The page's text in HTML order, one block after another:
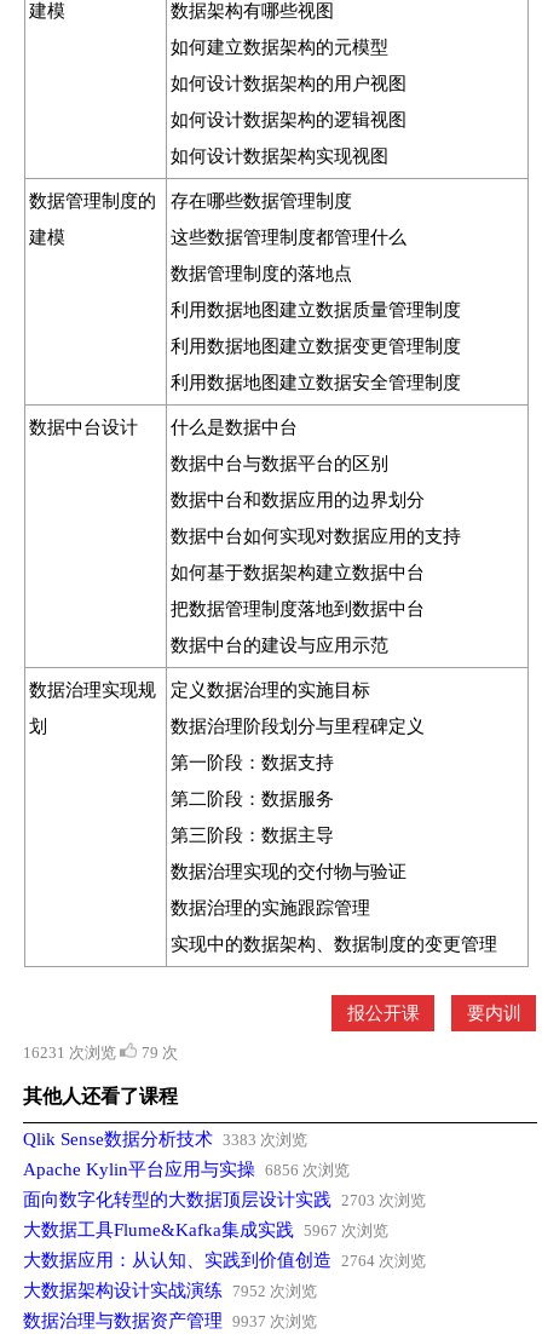
建模
数据架构有哪些视图
如何建立数据架构的元模型
如何设计数据架构的用户视图
如何设计数据架构的逻辑视图
如何设计数据架构实现视图
数据管理制度的
建模
存在哪些数据管理制度
这些数据管理制度都管理什么
数据管理制度的落地点
利用数据地图建立数据质量管理制度
利用数据地图建立数据变更管理制度
利用数据地图建立数据安全管理制度
数据中台设计
什么是数据中台
数据中台与数据平台的区别
数据中台和数据应用的边界划分
数据中台如何实现对数据应用的支持
如何基于数据架构建立数据中台
把数据管理制度落地到数据中台
数据中台的建设与应用示范
数据治理实现规
划
定义数据治理的实施目标
数据治理阶段划分与里程碑定义
第一阶段：数据支持
第二阶段：数据服务
第三阶段：数据主导
数据治理实现的交付物与验证
数据治理的实施跟踪管理
实现中的数据架构、数据制度的变更管理
报公开课 要内训
16231 次浏览 79 次
其他人还看了课程
Qlik Sense数据分析技术 3383 次浏览
Apache Kylin平台应用与实操 6856 次浏览
面向数字化转型的大数据顶层设计实践 2703 次浏览
大数据工具Flume&Kafka集成实践 5967 次浏览
大数据应用：从认知、实践到价值创造 2764 次浏览
大数据架构设计实战演练 7952 次浏览
数据治理与数据资产管理 9937 次浏览